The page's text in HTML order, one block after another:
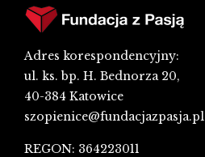
Adres korespondencyjny:
ul. ks. bp. H. Bednorza 20,
40-384 Katowice
szopienice@fundacjazpasja.pl
REGON: 364223011